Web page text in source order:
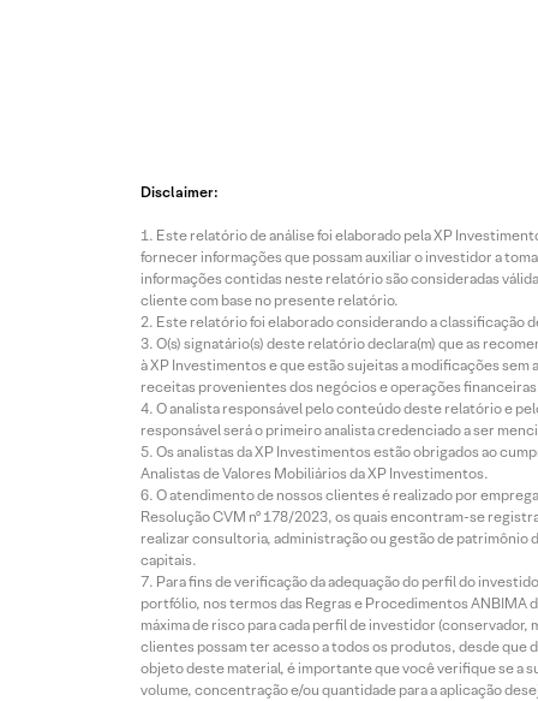
Disclaimer:
Este relatório de análise foi elaborado pela XP
fornecer informações que possam auxiliar o investidor a
informações contidas neste relatório são consideradas
cliente com base no presente relatório.
Este relatório foi elaborado considerando a classificação
O(s) signatário(s) deste relatório declara(m) que as
à XP Investimentos e que estão sujeitas a modificações
receitas provenientes dos negócios e operações
O analista responsável pelo conteúdo deste relatório e
responsável será o primeiro analista credenciado a ser
Os analistas da XP Investimentos estão obrigados ao
Analistas de Valores Mobiliários da XP Investimentos.
O atendimento de nossos clientes é realizado por
Resolução CVM nº 178/2023, os quais encontram-se
realizar consultoria, administração ou gestão de patrimônio
capitais.
Para fins de verificação da adequação do perfil do
portfólio, nos termos das Regras e Procedimentos
máxima de risco para cada perfil de investidor
clientes possam ter acesso a todos os produtos, desde que
objeto deste material, é importante que você verifique se a
volume, concentração e/ou quantidade para a aplicação